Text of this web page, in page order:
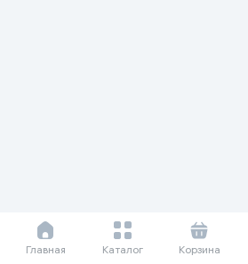
Главная Каталог Корзина